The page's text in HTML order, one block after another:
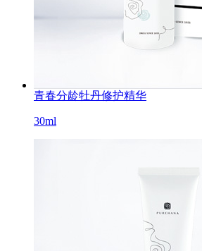
青春分龄牡丹修护精华
30ml